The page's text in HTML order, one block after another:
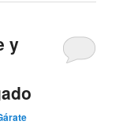
y